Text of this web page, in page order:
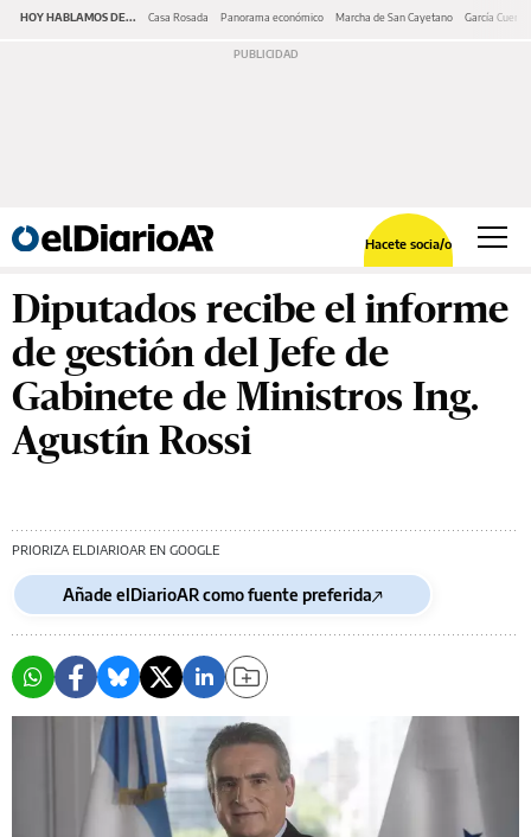
HOY HABLAMOS DE... Casa Rosada Panorama económico Marcha de San Cayetano García Cuerva
Hacete socia/o
Diputados recibe el informe
de gestión del Jefe de
Gabinete de Ministros Ing.
Agustín Rossi
PRIORIZA ELDIARIOAR EN GOOGLE
Añade elDiarioAR como fuente preferida